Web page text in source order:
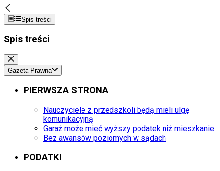
Spis treści
Spis treści
Gazeta Prawna
PIERWSZA STRONA
Nauczyciele z przedszkoli będą mieli ulgę
komunikacyjną
Garaż może mieć wyższy podatek niż mieszkanie
Bez awansów poziomych w sądach
PODATKI